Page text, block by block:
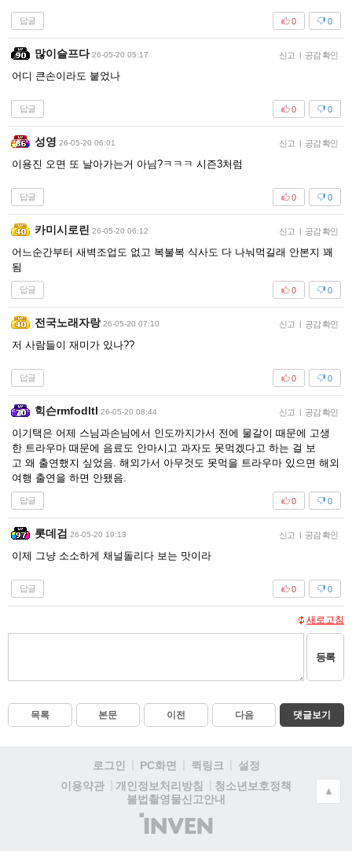
답글 0
0
많이슬프다 26-05-20 05:17 신고 | 공감 확인
어디 큰손이라도 붙었나
답글 0
0
성영 26-05-20 06:01 신고 | 공감 확인
이용진 오면 또 날아가는거 아님?ㅋㅋㅋ 시즌3처럼
답글 0
0
카미시로린 26-05-20 06:12 신고 | 공감 확인
어느순간부터 새벽조업도 없고 복불복 식사도 다 나눠먹길래 안본지 꽤
됨
답글 0
0
전국노래자랑 26-05-20 07:10 신고 | 공감 확인
저 사람들이 재미가 있나??
답글 0
0
힉슨rmfodltl 26-05-20 08:44 신고 | 공감 확인
이기택은 어제 스님과손님에서 인도까지가서 전에 물갈이 때문에 고생
한 트라우마 때문에 음료도 안마시고 과자도 못먹겠다고 하는 걸 보
고 왜 출연했지 싶었음. 해외가서 아무것도 못먹을 트라우마 있으면 해외
여행 출연을 하면 안됐음.
답글 0
0
롯데검 26-05-20 19:13 신고 | 공감 확인
이제 그냥 소소하게 채널돌리다 보는 맛이라
답글 0
0
새로고침
등록
목록 본문 이전 다음 댓글보기
로그인 PC화면 퀵링크
설정
이용약관
개인정보처리방침
청소년보호정책
불법촬영물신고안내
(주)
인
▲